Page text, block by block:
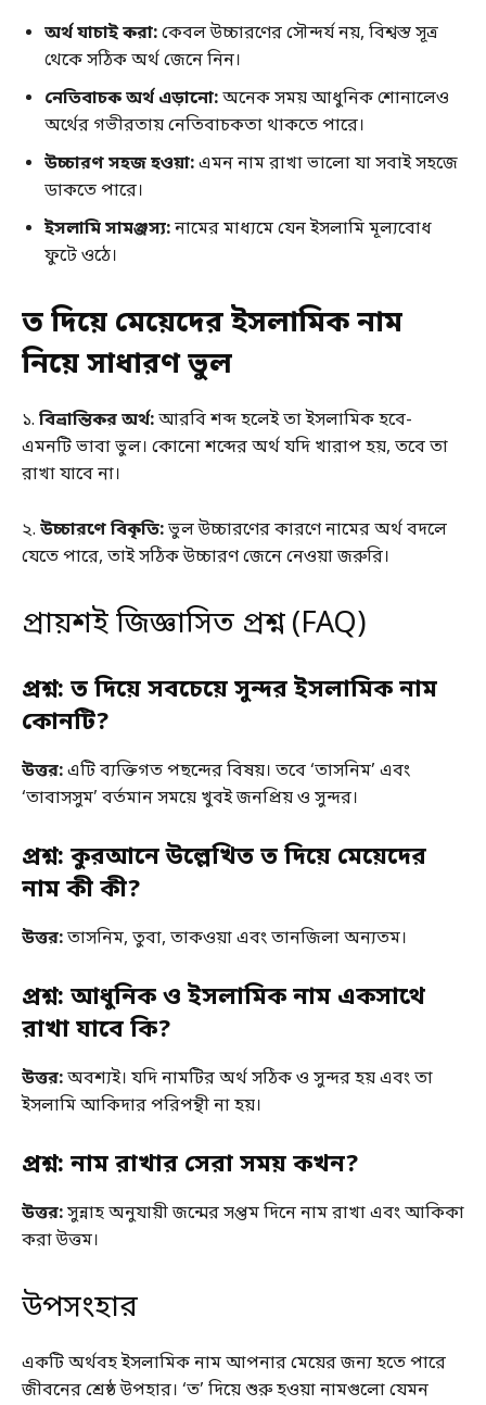
অর্থ যাচাই করা:কেবল উচ্চারণের সৌন্দর্য নয়, বিশ্বস্ত সূত্র
থেকে সঠিক অর্থ জেনে নিন।
নেতিবাচক অর্থ এড়ানো:অনেক সময় আধুনিক শোনালেও
অর্থের গভীরতায় নেতিবাচকতা থাকতে পারে।
উচ্চারণ সহজ হওয়া:এমন নাম রাখা ভালো যা সবাই সহজে
ডাকতে পারে।
ইসলামি সামঞ্জস্য:নামের মাধ্যমে যেন ইসলামি মূল্যবোধ
ফুটে ওঠে।
ত দিয়ে মেয়েদের ইসলামিক নাম
নিয়ে সাধারণ ভুল
১. বিভ্রান্তিকর অর্থ:আরবি শব্দ হলেই তা ইসলামিক হবে-
এমনটি ভাবা ভুল। কোনো শব্দের অর্থ যদি খারাপ হয়, তবে তা
রাখা যাবে না।
২. উচ্চারণে বিকৃতি:ভুল উচ্চারণের কারণে নামের অর্থ বদলে
যেতে পারে, তাই সঠিক উচ্চারণ জেনে নেওয়া জরুরি।
প্রায়শই জিজ্ঞাসিত প্রশ্ন (FAQ)
প্রশ্ন: ত দিয়ে সবচেয়ে সুন্দর ইসলামিক নাম
কোনটি?
উত্তর:এটি ব্যক্তিগত পছন্দের বিষয়। তবে ‘তাসনিম’ এবং
‘তাবাসসুম’ বর্তমান সময়ে খুবই জনপ্রিয় ও সুন্দর।
প্রশ্ন: কুরআনে উল্লেখিত ত দিয়ে মেয়েদের
নাম কী কী?
উত্তর:তাসনিম, তুবা, তাকওয়া এবং তানজিলা অন্যতম।
প্রশ্ন: আধুনিক ও ইসলামিক নাম একসাথে
রাখা যাবে কি?
উত্তর:অবশ্যই। যদি নামটির অর্থ সঠিক ও সুন্দর হয় এবং তা
ইসলামি আকিদার পরিপন্থী না হয়।
প্রশ্ন: নাম রাখার সেরা সময় কখন?
উত্তর:সুন্নাহ অনুযায়ী জন্মের সপ্তম দিনে নাম রাখা এবং আকিকা
করা উত্তম।
উপসংহার
একটি অর্থবহ ইসলামিক নাম আপনার মেয়ের জন্য হতে পারে
জীবনের শ্রেষ্ঠ উপহার। ‘ত’ দিয়ে শুরু হওয়া নামগুলো যেমন